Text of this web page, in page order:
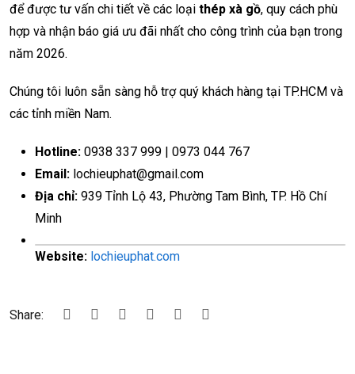
để được tư vấn chi tiết về các loại thép xà gồ, quy cách phù
hợp và nhận báo giá ưu đãi nhất cho công trình của bạn trong
năm 2026.
Chúng tôi luôn sẵn sàng hỗ trợ quý khách hàng tại TP.HCM và
các tỉnh miền Nam.
Hotline: 0938 337 999 | 0973 044 767
Email: lochieuphat@gmail.com
Địa chỉ: 939 Tỉnh Lộ 43, Phường Tam Bình, TP. Hồ Chí
Minh
Website: lochieuphat.com
Share: